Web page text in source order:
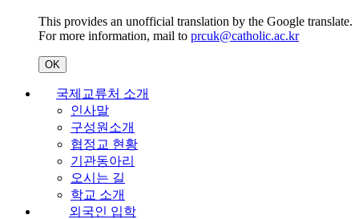
This provides an unofficial translation by the Google translate.
For more information, mail to prcuk@catholic.ac.kr
OK
국제교류처 소개
인사말
구성원소개
협정교 현황
기관동아리
오시는 길
학교 소개
외국인 입학